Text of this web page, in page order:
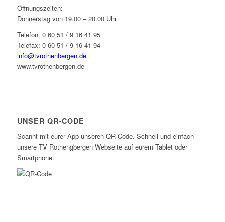
Öffnungszeiten:
Donnerstag von 19.00 – 20.00 Uhr
Telefon: 0 60 51 / 9 16 41 95
Telefax: 0 60 51 / 9 16 41 94
info@tvrothenbergen.de
www.tvrothenbergen.de
UNSER QR-CODE
Scannt mit eurer App unseren QR-Code. Schnell und einfach
unsere TV Rothengbergen Webseite auf eurem Tablet oder
Smartphone.